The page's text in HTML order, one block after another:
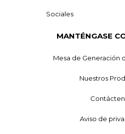
Sociales
MANTÉNGASE
Mesa de Generación
Nuestros
Aviso de